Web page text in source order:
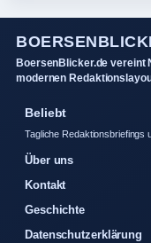
BoersenBlicker.de vereint
modernen
Beliebt
Tagliche Redaktionsbriefings
Über uns
Kontakt
Geschichte
Datenschutzerklärung